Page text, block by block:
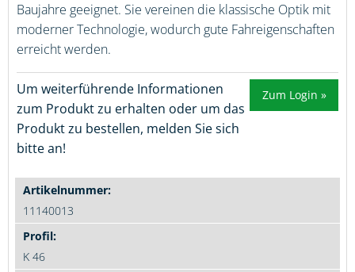
Baujahre geeignet. Sie vereinen die klassische Optik mit
moderner Technologie, wodurch gute Fahreigenschaften
erreicht werden.
Zum Login »
Um weiterführende Informationen
zum Produkt zu erhalten oder um das
Produkt zu bestellen, melden Sie sich
bitte an!
11140013
K 46